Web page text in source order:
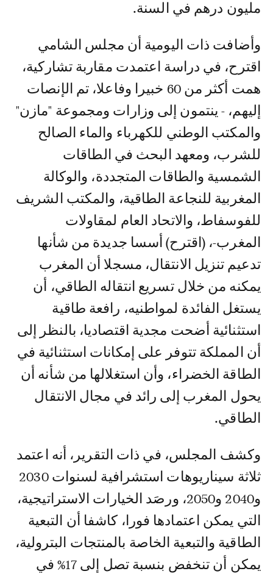
مليون درهم في السنة.
وأضافت ذات اليومية أن مجلس الشامي
اقترح، في دراسة اعتمدت مقاربة تشاركية،
همت أكثر من 60 خبيرا وفاعلا، تم الإنصات
إليهم، - ينتمون إلى وزارات ومجموعة "مازن"
والمكتب الوطني للكهرباء والماء الصالح
للشرب، ومعهد البحث في الطاقات
الشمسية والطاقات المتجددة، والوكالة
المغربية للنجاعة الطاقية، والمكتب الشريف
للفوسفاط، والاتحاد العام لمقاولات
المغرب-، (اقترح) أسسا جديدة من شأنها
تدعيم تنزيل الانتقال، مسجلا أن المغرب
يمكنه من خلال تسریع انتقاله الطاقي، أن
يستغل الفائدة لمواطنيه، رافعة طاقية
استثنائية أضحت مجدية اقتصاديا، بالنظر إلى
أن المملكة تتوفر على إمكانات استثنائية في
الطاقة الخضراء، وأن استغلالها من شأنه أن
يحول المغرب إلى رائد في مجال الانتقال
الطاقي.
وكشف المجلس، في ذات التقرير، أنه اعتمد
ثلاثة سيناريوهات استشرافية لسنوات 2030
و2040 و2050، ورصَد الخيارات الاستراتيجية،
التي يمكن اعتمادها فورا، كاشفا أن التبعية
الطاقية والتبعية الخاصة بالمنتجات البترولية،
يمكن أن تنخفض بنسبة تصل إلى 17% في